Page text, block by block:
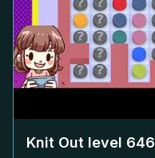
Knit Out level 646